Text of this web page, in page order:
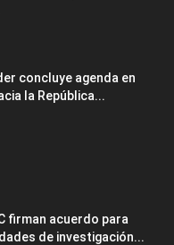
concluye agenda en
la República...
firman acuerdo para
de investigación...